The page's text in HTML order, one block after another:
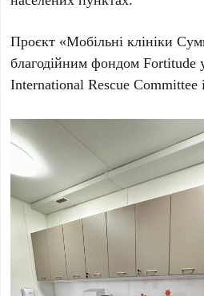
Проєкт «Мобільні клініки
благодійним фондом Fortitude
International Rescue